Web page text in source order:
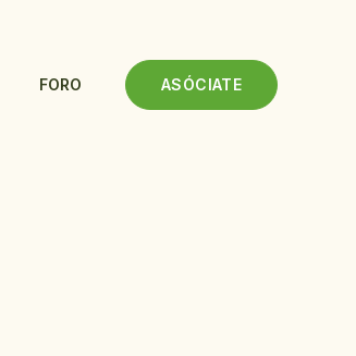
FORO ASÓCIATE